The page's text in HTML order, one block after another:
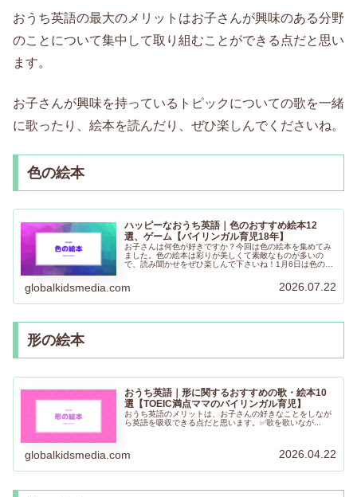
おうち英語の最大のメリットはお子さんが興味のある分野
のことについて集中して取り組むことができる点だと思い
ます。
お子さんが興味を持っているトピックについての歌を一緒
に歌ったり、絵本を読んだり、ぜひ楽しんでくださいね。
色の絵本
ハッピーなおうち英語｜色のおすすめ絵本12
選、ゲーム【バイリンガル育児18年】
お子さんは何色が好きですか？今回は色の絵本を集めてみ
ました。色の絵本は彩りが美しくて素敵なものが多いの
で、読み聞かせをぜひ楽しんで下さいね！1月6日は色の
globalkidsmedia.com 2026.07.22
形の絵本
おうち英語｜形に関するおすすめの歌・絵本10
選【TOEIC満点ママのバイリンガル育児】
おうち英語のメリットは、お子さんの好きなことをしなが
ら英語を吸収できる点だと思います。✅歌を歌いなが...
globalkidsmedia.com 2026.04.22